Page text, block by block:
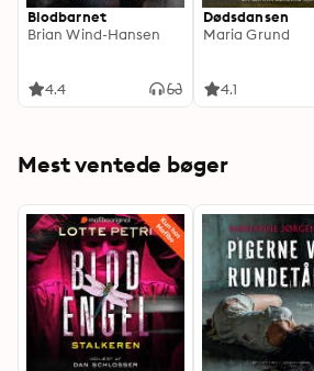
Blodbarnet
Brian Wind-Hansen
4.4
Dødsdansen
Maria Grund
4.1
Mest ventede bøger